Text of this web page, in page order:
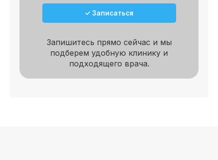
✓ Записаться
Запишитесь прямо сейчас и мы
подберем удобную клинику и
подходящего врача.